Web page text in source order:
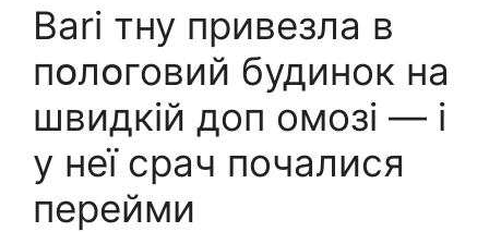
Ваrі тну привезла в
пօлօговий будинок на
швидкій доп омозі — і
у неї cpaч почалися
перейми